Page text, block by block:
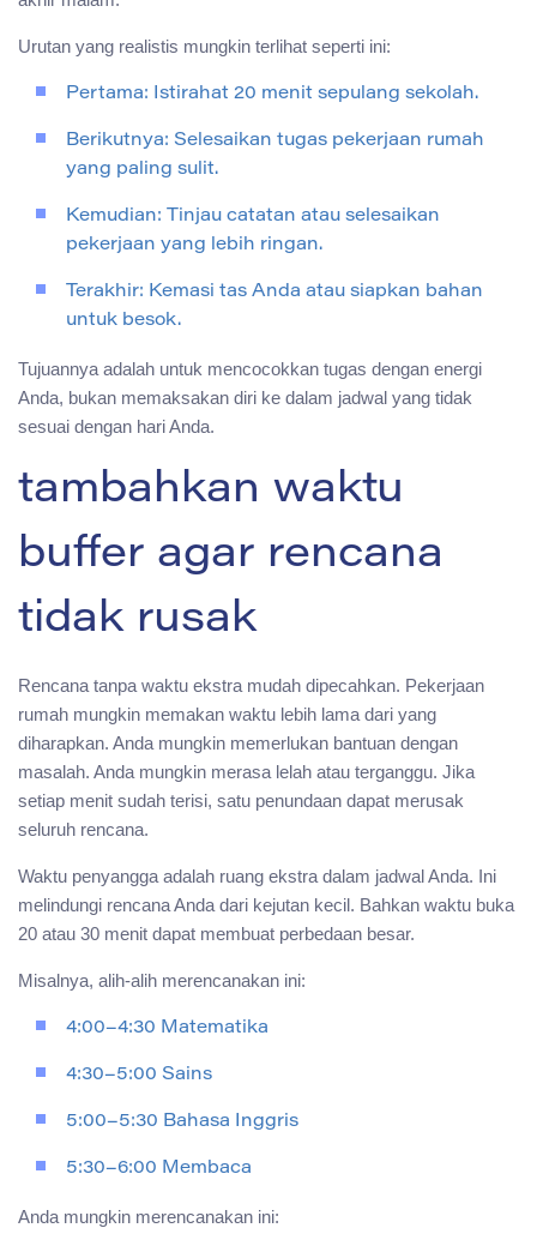
Urutan yang realistis mungkin terlihat seperti ini:
Pertama: Istirahat 20 menit sepulang sekolah.
Berikutnya: Selesaikan tugas pekerjaan rumah
yang paling sulit.
Kemudian: Tinjau catatan atau selesaikan
pekerjaan yang lebih ringan.
Terakhir: Kemasi tas Anda atau siapkan bahan
untuk besok.
Tujuannya adalah untuk mencocokkan tugas dengan energi
Anda, bukan memaksakan diri ke dalam jadwal yang tidak
sesuai dengan hari Anda.
tambahkan waktu
buffer agar rencana
tidak rusak
Rencana tanpa waktu ekstra mudah dipecahkan. Pekerjaan
rumah mungkin memakan waktu lebih lama dari yang
diharapkan. Anda mungkin memerlukan bantuan dengan
masalah. Anda mungkin merasa lelah atau terganggu. Jika
setiap menit sudah terisi, satu penundaan dapat merusak
seluruh rencana.
Waktu penyangga adalah ruang ekstra dalam jadwal Anda. Ini
melindungi rencana Anda dari kejutan kecil. Bahkan waktu buka
20 atau 30 menit dapat membuat perbedaan besar.
Misalnya, alih-alih merencanakan ini:
4:00–4:30 Matematika
4:30–5:00 Sains
5:00–5:30 Bahasa Inggris
5:30–6:00 Membaca
Anda mungkin merencanakan ini: